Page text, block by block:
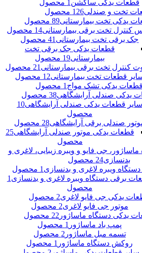
قطعات یدکی ساکشن 1 محصول
تخت و صندلی126 محصول
یدکی تخت بیمارستانی89 محصول
کنترل تخت برقی بیمارستانی14 محصول
جک برقی تخت بیمارستانی 41 محصول
قطعات یدکی جک برقی تخت
بیمارستانی19 محصول
کنترل تخت برقی بیمارستانی 21 محصول
قطعات تخت بیمارستانی12 محصول
قطعات یدکی تشک مواج 1 محصول
یدکی صندلی آرایشگاهی38 محصول
سایر قطعات یدکی صندلی آرایشگاهی10
محصول
صندلی برقی آرایشگاهی28 محصول
قطعات یدکی موتور صندلی آرایشگاهی25
محصول
جی فایو و ویبره زیبایی، لاغری و
بدنسازی24 محصول
ویبره لاغری و بدنسازی 1 محصول
برقی دستگاه ویبره لاغری و بدنسازی 1
محصول
یدکی جی فایو لاغری2 محصول
موتور جی فایو لاغری2 محصول
یدکی دستگاه ماساژور 22 محصول
پمپ باد ماساژور 1 محصول
تسمه مبل ماساژور 2 محصول
روکش دستگاه ماساژور 1 محصول